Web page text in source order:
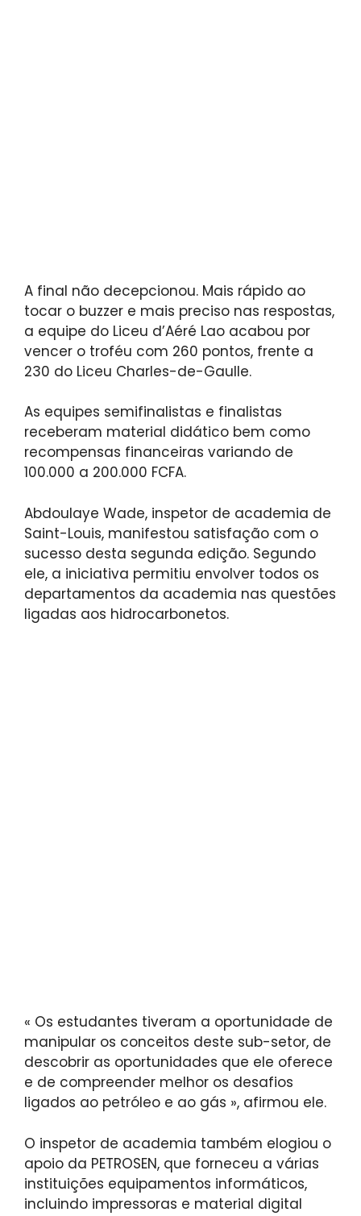
A final não decepcionou. Mais rápido ao
tocar o buzzer e mais preciso nas respostas,
a equipe do Liceu d’Aéré Lao acabou por
vencer o troféu com 260 pontos, frente a
230 do Liceu Charles-de-Gaulle.
As equipes semifinalistas e finalistas
receberam material didático bem como
recompensas financeiras variando de
100.000 a 200.000 FCFA.
Abdoulaye Wade, inspetor de academia de
Saint-Louis, manifestou satisfação com o
sucesso desta segunda edição. Segundo
ele, a iniciativa permitiu envolver todos os
departamentos da academia nas questões
ligadas aos hidrocarbonetos.
« Os estudantes tiveram a oportunidade de
manipular os conceitos deste sub-setor, de
descobrir as oportunidades que ele oferece
e de compreender melhor os desafios
ligados ao petróleo e ao gás », afirmou ele.
O inspetor de academia também elogiou o
apoio da PETROSEN, que forneceu a várias
instituições equipamentos informáticos,
incluindo impressoras e material digital